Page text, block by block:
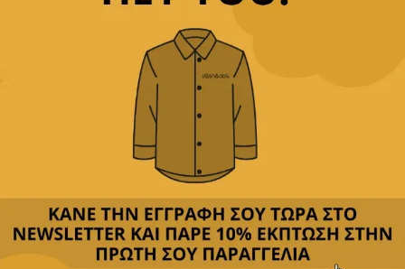
Περιγραφή
Κριτικές(0)
Αποστολή & Επιστροφές
Η γραβάτα είναι ένα από τα πιο σημαντικά